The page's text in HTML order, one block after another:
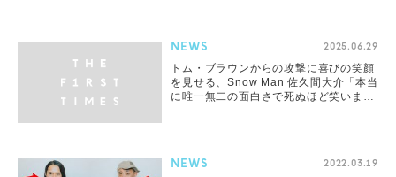
NEWS 2025.06.29
トム・ブラウンからの攻撃に喜びの笑顔
を見せる、Snow Man 佐久間大介「本当
に唯一無二の面白さで死ぬほど笑いまし
NEWS 2022.03.19